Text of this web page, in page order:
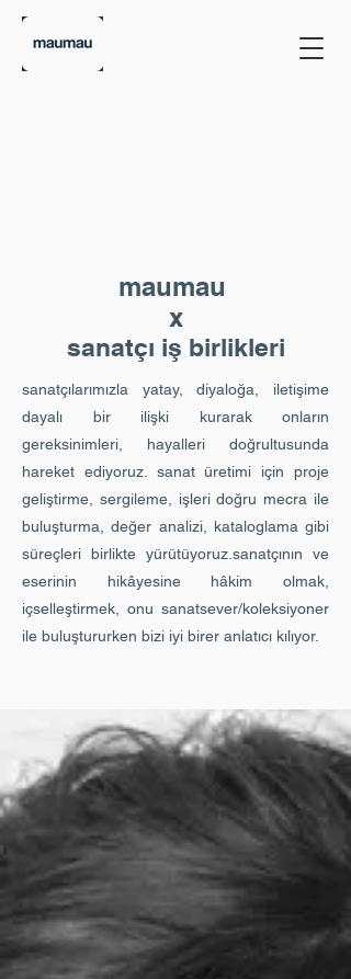
maumau
x
sanatçı iş birlikleri
sanatçılarımızla yatay, diyaloğa, iletişime
dayalı bir ilişki kurarak onların
gereksinimleri, hayalleri doğrultusunda
hareket ediyoruz. sanat üretimi için proje
geliştirme, sergileme, işleri doğru mecra ile
buluşturma, değer analizi, kataloglama gibi
süreçleri birlikte yürütüyoruz. sanatçının ve
eserinin hikâyesine hâkim olmak,
içselleştirmek, onu sanatsever/koleksiyoner
ile buluştururken bizi iyi birer anlatıcı kılıyor.